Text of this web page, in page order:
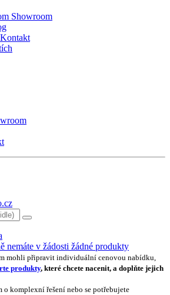
Showroom
Kontakt
nemáte v žádosti žádné produkty
mohli připravit individuální cenovou nabídku,
produkty, které chcete nacenit, a doplňte jejich
o komplexní řešení nebo se potřebujete